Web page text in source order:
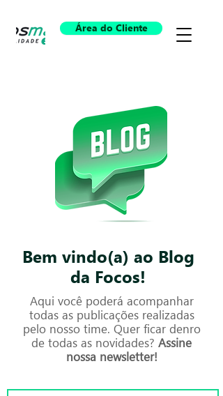
Área do Cliente
Bem vindo(a) ao Blog
da Focos!
Aqui você poderá acompanhar
todas as publicações realizadas
pelo nosso time. Quer ficar denro
de todas as novidades? Assine
nossa newsletter!